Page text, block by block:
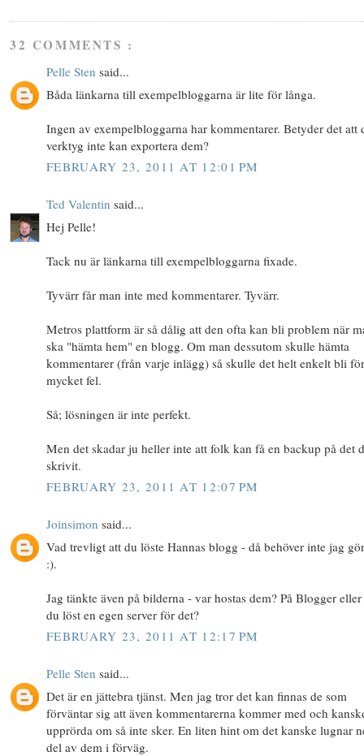
32 COMMENTS :
Pelle Sten said...
Båda länkarna till exempelbloggarna är lite för långa.
Ingen av exempelbloggarna har kommentarer. Betyder det att
verktyg inte kan exportera dem?
FEBRUARY 23, 2011 AT 12:01 PM
Ted Valentin said...
Hej Pelle!
Tack nu är länkarna till exempelbloggarna fixade.
Tyvärr får man inte med kommentarer. Tyvärr.
Metros plattform är så dålig att den ofta kan bli problem när
ska "hämta hem" en blogg. Om man dessutom skulle hämta
kommentarer (från varje inlägg) så skulle det helt enkelt bli för
mycket fel.
Så; lösningen är inte perfekt.
Men det skadar ju heller inte att folk kan få en backup på det
skrivit.
FEBRUARY 23, 2011 AT 12:07 PM
Joinsimon said...
Vad trevligt att du löste Hannas blogg - då behöver inte jag
:).
Jag tänkte även på bilderna - var hostas dem? På Blogger
du löst en egen server för det?
FEBRUARY 23, 2011 AT 12:17 PM
Pelle Sten said...
Det är en jättebra tjänst. Men jag tror det kan finnas de som
förväntar sig att även kommentarerna kommer med och
upprörda om så inte sker. En liten hint om det kanske lugnar
del av dem i förväg.